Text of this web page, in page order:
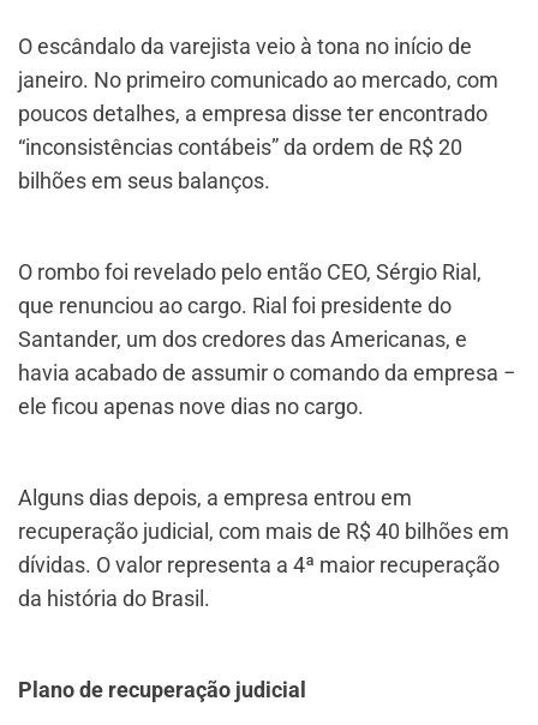
O escândalo da varejista veio à tona no início de
janeiro. No primeiro comunicado ao mercado, com
poucos detalhes, a empresa disse ter encontrado
“inconsistências contábeis” da ordem de R$ 20
bilhões em seus balanços.
O rombo foi revelado pelo então CEO, Sérgio Rial,
que renunciou ao cargo. Rial foi presidente do
Santander, um dos credores das Americanas, e
havia acabado de assumir o comando da empresa −
ele ficou apenas nove dias no cargo.
Alguns dias depois, a empresa entrou em
recuperação judicial, com mais de R$ 40 bilhões em
dívidas. O valor representa a 4ª maior recuperação
da história do Brasil.
Plano de recuperação judicial